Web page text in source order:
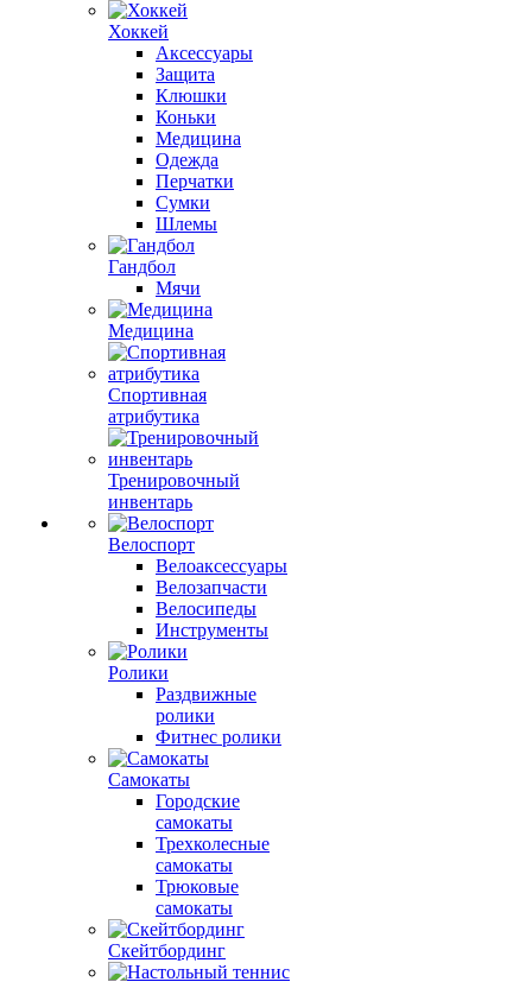
Хоккей
Аксессуары
Защита
Клюшки
Коньки
Медицина
Одежда
Перчатки
Сумки
Шлемы
Гандбол
Мячи
Медицина
Спортивная
атрибутика
Тренировочный
инвентарь
Велоспорт
Велоаксессуары
Велозапчасти
Велосипеды
Инструменты
Ролики
Раздвижные
ролики
Фитнес ролики
Самокаты
Городские
самокаты
Трехколесные
самокаты
Трюковые
самокаты
Скейтбординг